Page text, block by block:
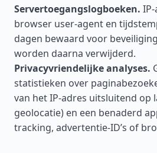
Servertoegangslogboeken.
browser user-agent en
dagen bewaard voor
worden daarna verwijderd.
Privacyvriendelijke analyses.
statistieken over
van het IP-adres uitsluitend
geolocatie) en een benaderd
tracking, advertentie-ID’s of